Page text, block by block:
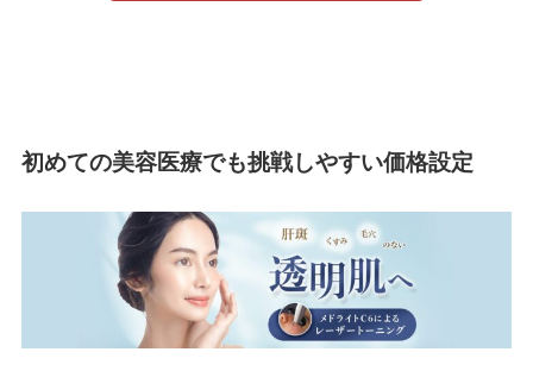
初めての美容医療でも挑戦しやすい価格設定